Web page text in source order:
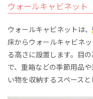
ウォールキャビネット
ウォールキャビネットは、
床からウォールキャビネ
る高さに設置します。目
で、重箱などの季節用品
い物を収納するスペースと